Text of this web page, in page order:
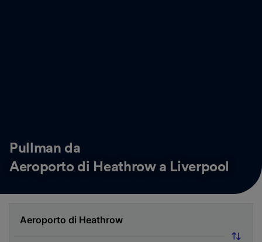
Pullman da
Aeroporto di Heathrow a Liverpool